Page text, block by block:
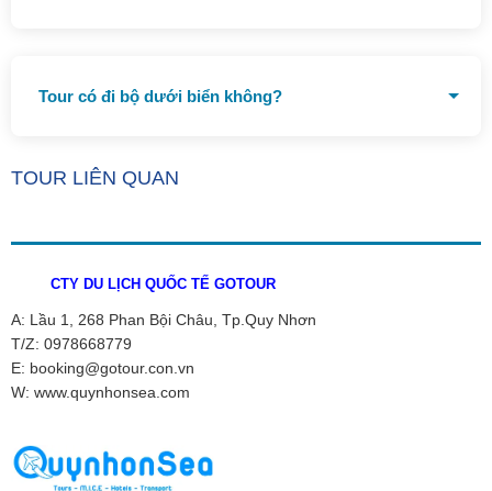
Tour có đi bộ dưới biển không?
TOUR LIÊN QUAN
CTY DU LỊCH QUỐC TẾ GOTOUR
A: Lầu 1, 268 Phan Bội Châu, Tp.Quy Nhơn
T/Z: 0978668779
E: booking@gotour.con.vn
W: www.quynhonsea.com